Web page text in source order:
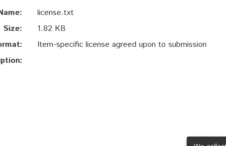
license.txt
Size:
1.82 KB
Item-specific license agreed upon to submission